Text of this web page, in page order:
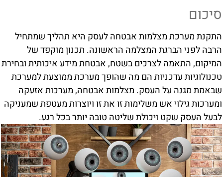
סיכום
התקנת מערכת מצלמות אבטחה לעסק היא תהליך שמתחיל
הרבה לפני הברגת המצלמה הראשונה. תכנון מוקפד של
המיקום, התאמה לצרכים בשטח, אבטחת מידע איכותית ובחירת
טכנולוגיות עדכניות הם מה שהופך מערכת ממוצעת למערכת
שבאמת מגנה על העסק. מצלמות אבטחה, מערכות אזעקה
ומערכות גילוי אש משלימות זו את זו ויוצרות מעטפת שמעניקה
לבעל העסק שקט ויכולת שליטה טובה יותר בכל רגע.